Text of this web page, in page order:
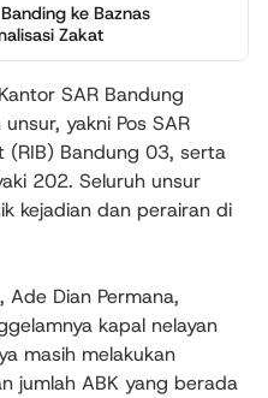
ke Baznas
Zakat
SAR Bandung
yakni Pos SAR
(RIB) Bandung 03, serta
202. Seluruh unsur
kejadian dan perairan di
Ade Dian Permana,
kapal nelayan
masih melakukan
jumlah ABK yang berada